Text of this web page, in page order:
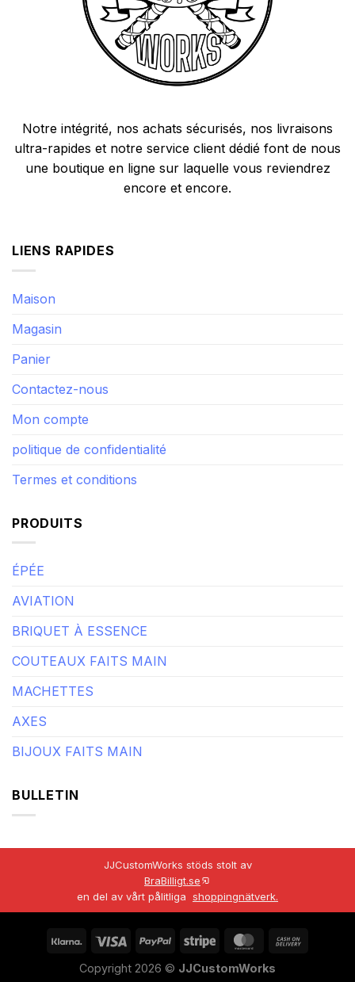
Notre intégrité, nos achats sécurisés, nos livraisons
ultra-rapides et notre service client dédié font de nous
une boutique en ligne sur laquelle vous reviendrez
encore et encore.
LIENS RAPIDES
Maison
Magasin
Panier
Contactez-nous
Mon compte
politique de confidentialité
Termes et conditions
PRODUITS
ÉPÉE
AVIATION
BRIQUET À ESSENCE
COUTEAUX FAITS MAIN
MACHETTES
AXES
BIJOUX FAITS MAIN
BULLETIN
JJCustomWorks stöds stolt av
BraBilligt.se
en del av vårt pålitliga shoppingnätverk.
Copyright 2026 © JJCustomWorks